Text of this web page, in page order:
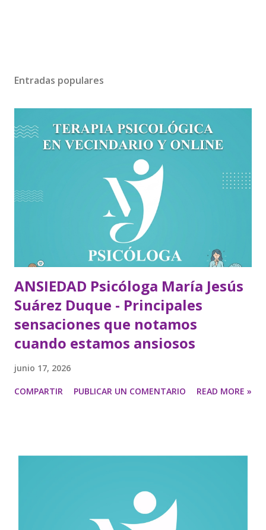
Entradas populares
ANSIEDAD Psicóloga María Jesús
Suárez Duque - Principales
sensaciones que notamos
cuando estamos ansiosos
junio 17, 2026
COMPARTIR PUBLICAR UN COMENTARIO READ MORE »